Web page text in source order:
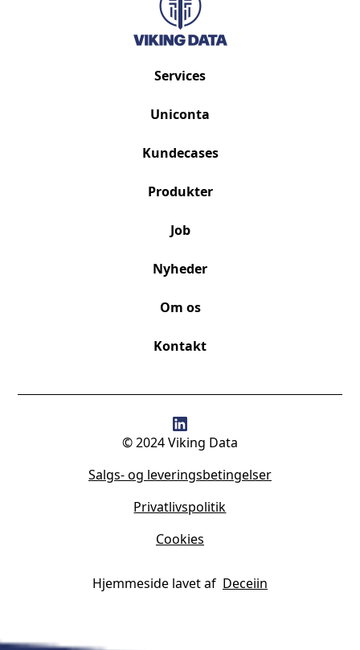
Services
Uniconta
Kundecases
Produkter
Job
Nyheder
Om os
Kontakt
© 2024 Viking Data
Salgs- og leveringsbetingelser
Privatlivspolitik
Cookies
Hjemmeside lavet af Deceiin